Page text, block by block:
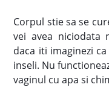
Corpul stie sa se
vei avea niciodata
daca iti imaginezi
inseli. Nu
vaginul cu apa si